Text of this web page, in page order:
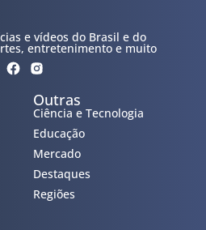
e vídeos do Brasil e do
entretenimento e muito
Outras
Ciência e Tecnologia
Educação
Mercado
Destaques
Regiões